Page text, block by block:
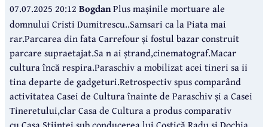
07.07.2025 20:12 BogdanPlus mașinile mortuare ale
domnului Cristi Dumitrescu..Samsari ca la Piata mai
rar.Parcarea din fata Carrefour și fostul bazar construit
parcare supraetajat.Sa n ai ștrand,cinematograf.Macar
cultura încă respira.Paraschiv a mobilizat acei tineri sa ii
tina departe de gadgeturi.Retrospectiv spus comparând
activitatea Casei de Cultura înainte de Paraschiv și a Casei
Tineretului,clar Casa de Cultura a produs comparativ